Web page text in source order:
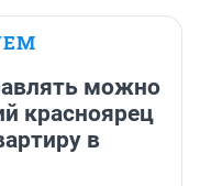
можно
красноярец
в